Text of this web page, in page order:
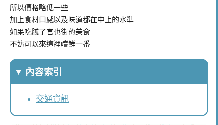
所以價格略低一些
加上食材口感以及味道都在中上的水準
如果吃膩了官也街的美食
不妨可以來這裡嚐鮮一番
內容索引
交通資訊